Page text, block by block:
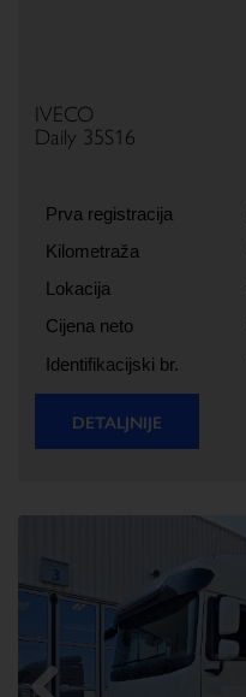
IVECO
Daily 35S16
Prva registracija
Kilometraža
Lokacija
Cijena neto
Identifikacijski br.
DETALJNIJE